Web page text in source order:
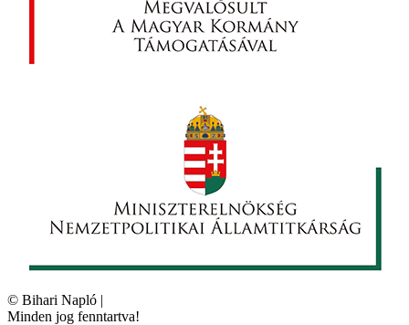
© Bihari Napló |
Minden jog fenntartva!